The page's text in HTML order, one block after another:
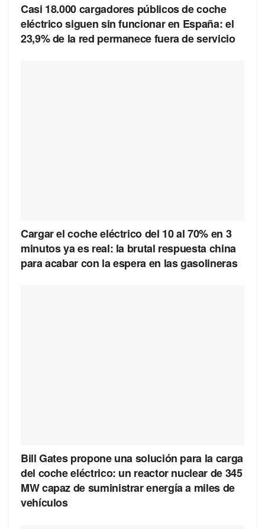
Casi 18.000 cargadores públicos de coche
eléctrico siguen sin funcionar en España: el
23,9% de la red permanece fuera de servicio
Cargar el coche eléctrico del 10 al 70% en 3
minutos ya es real: la brutal respuesta china
para acabar con la espera en las gasolineras
Bill Gates propone una solución para la carga
del coche eléctrico: un reactor nuclear de 345
MW capaz de suministrar energía a miles de
vehículos